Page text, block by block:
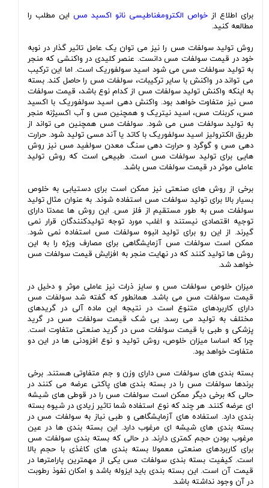
برای اطلاع از خواص الکترومغناطیسی نانو اکسید مس این مطلب را
مطالعه کنید.
روش تولید سولفات مس را نیز می توان یک عامل تاثیر گذار در نوبه
خود در قیمت سولفات مس دانست. عنصر کلیدی در واکنشی که منجر
به تولید سولفات مس می شود اسید سولفوریک است. اما این ترکیب
می تواند در واکنش با سایر ترکیبات، سولفات مس را حاصل کند. بسته
به اینکه واکنش تولید سولفات مس از کدام نوع باشد، قیمت سولفات
مس نیز متفاوت خواهد بود. واکنش دهی اسید سولفوریک با اکسید
مس، کربنات مس، اسید نیتریک و همچنین مس و آب اکسیژنه منجر
به تولید سولفات مس می شود. سولفات مس همچنین می تواند از
طریق الکترولیز اسید سولفوریک با کاتد یا آند مسی تولید شود. حرارت
دهی مس و گوگرد و حرارت دهی سنگ معدن سولفید مس نیز روش
هایی برای تولید سولفات مس است. طبیعی است که روش تولید
عاملی موثر در قیمت سولفات مس باشد.
برخی از روش های صنعتی نیز ممکن است برای دستیابی به خلوص
بسیار بالا برای تولید سولفات مس استفاده شوند. به عنوان مثال تولید
سولفات مس به طور مستقیم از فلز مس. این روش ها عمدتا دارای
توجیه اقتصادی نیستند و اغلب مورد توجه تولیدکنندگان قرار نمی
گیرند. از این رو برای تولید انبوه سولفات مس استفاده نمی شود.
ممکن است سولفات مس آزمایشگاهی برای مصارف ویژه را به این
روش ها تولید کنند که در نهایت منجر به افزایش قیمت سولفات مس
خواهد شد.
میزان خلوص سولفات مس و سایز ذرات نیز عاملی موثر و دخیل در
قیمت سولفات مس می باشد. همانطور که گفته شد سولفات مس
دارای کاربردهای متنوع است در نتیجه این ماده آلی در گریدهای
مختلف به تولید می رسد. بی شک قیمت سولفات مس در گرید
پزشکی و طبی با قیمت سولفات مس در گرید صنعتی متفاوت است.
چرا که اساسا میزان خلوص، روش تولید و نوع افزودنی ها در این دو
متفاوت خواهد بود.
بسته بندی های سولفات مس دارای وزن و جم متفاوتی هستند. برخی
برندها سولفات مس را در بسته بندی های پاکتی عرضه می کنند در
حالی که برخی دیگر ممکن است سولفات مس را در قوطی های شیشه
ای عرضه کنند. هر چند که نوع استفاده شما تاثیر زیادی در شیوه بسته
بندی دارد. استفاده های آزمایشگاهی و طبی نیاز به سولفات مس در
بسته بندی های شیشه ای مرغوب دارد. این بسته بندی ها در عین
مرغوب بودن حجم کمتری دارند. در حالی که بسته بندی سولفات مس
برای کاربردهای صنعتی معمولا بسته بندی های کاغذی با حجم بالا
است. کیفیت بسته بندی سولفات مس یکی از مهمترین پارامترها در
قیمت آن است. این بسته بندی باید ایزوله باشد و امکان نفوذ رطوبت
در آن وجود نداشته باشد.